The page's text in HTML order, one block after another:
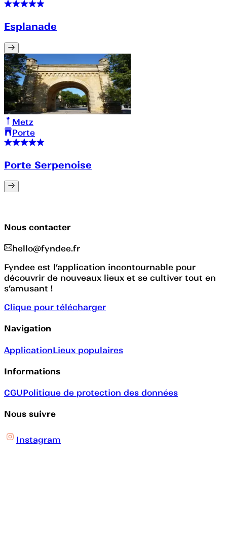
Esplanade
Metz
Porte
Porte Serpenoise
Nous contacter
hello@fyndee.fr
Fyndee est l’application incontournable pour
découvrir de nouveaux lieux et se cultiver tout en
s’amusant !
Clique pour télécharger
Navigation
ApplicationLieux populaires
Informations
CGUPolitique de protection des données
Nous suivre
Instagram